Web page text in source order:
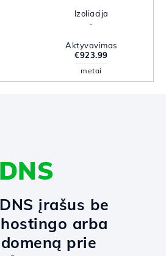
Izoliacija
-
Aktyvavimas
€923.99
metai
DNS
įrašus be
arba
prie